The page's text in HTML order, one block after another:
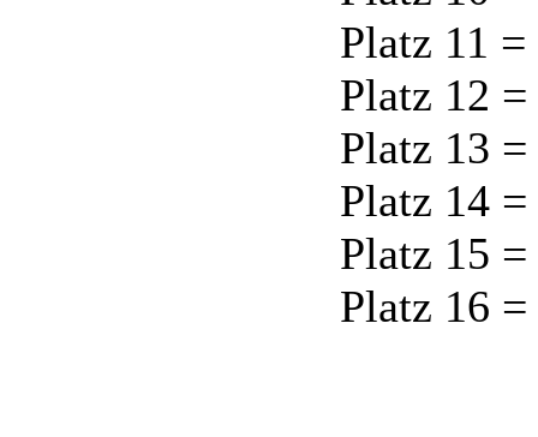
Platz 11
Platz 12
Platz 13
Platz 14
Platz 15
Platz 16